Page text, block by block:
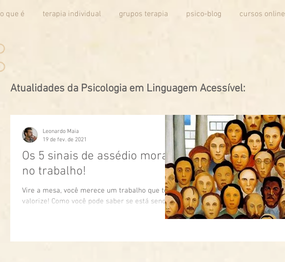
o que é terapia individual grupos terapia psico-blog cursos online
Atualidades da Psicologia em Linguagem Acessível:
Os 5 sinais de assédio moral
no trabalho!
Vire a mesa, você merece um trabalho que te
valorize! Como você pode saber se está sendo
Leonardo Maia
19 de fev. de 2021